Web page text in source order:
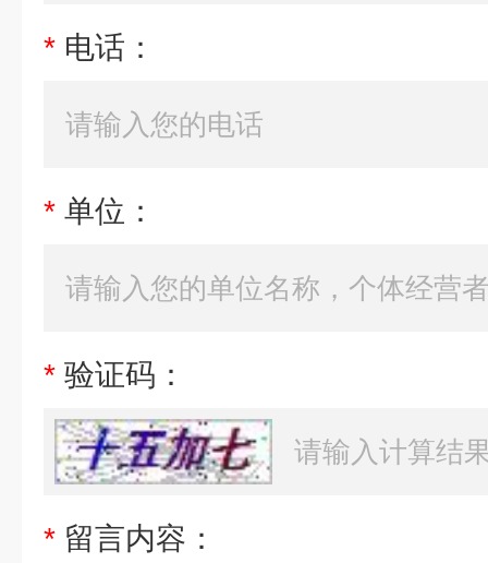
* 电话：
* 单位：
* 验证码：
* 留言内容：